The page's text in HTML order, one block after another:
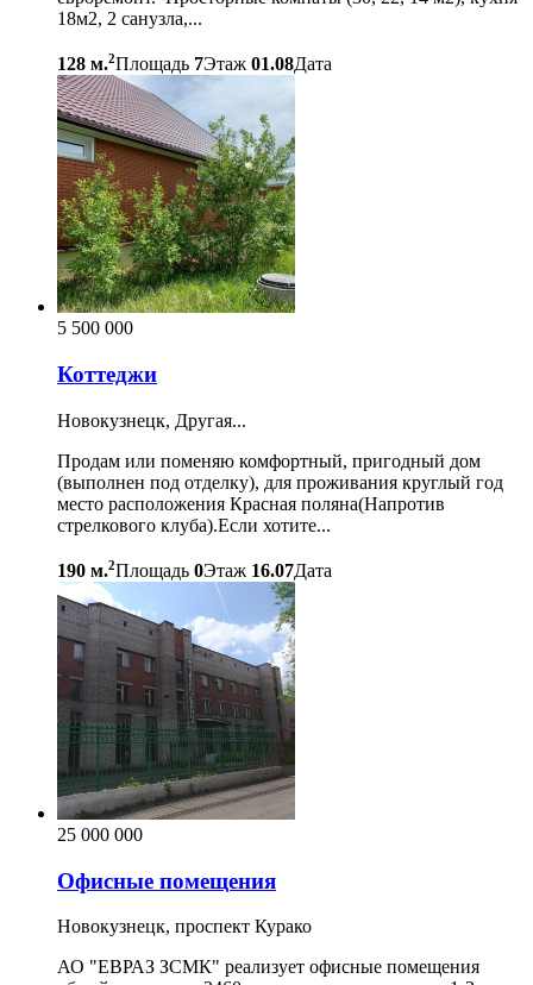
18м2, 2 санузла,...
128 м.2Площадь 7Этаж 01.08Дата
5 500 000
Коттеджи
Новокузнецк, Другая...
Продам или поменяю комфортный, пригодный дом
(выполнен под отделку), для проживания круглый год
место расположения Красная поляна(Напротив
стрелкового клуба).Если хотите...
190 м.2Площадь 0Этаж 16.07Дата
25 000 000
Офисные помещения
Новокузнецк, проспект Курако
АО "ЕВРАЗ ЗСМК" реализует офисные помещения